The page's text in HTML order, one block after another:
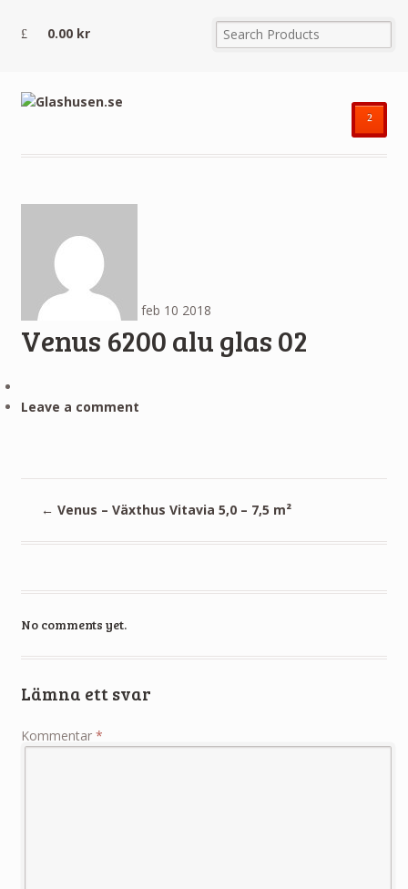
0.00 kr
²
feb 10 2018
Venus 6200 alu glas 02
Leave a comment
← Venus – Växthus Vitavia 5,0 – 7,5 m²
No comments yet.
Lämna ett svar
Kommentar *